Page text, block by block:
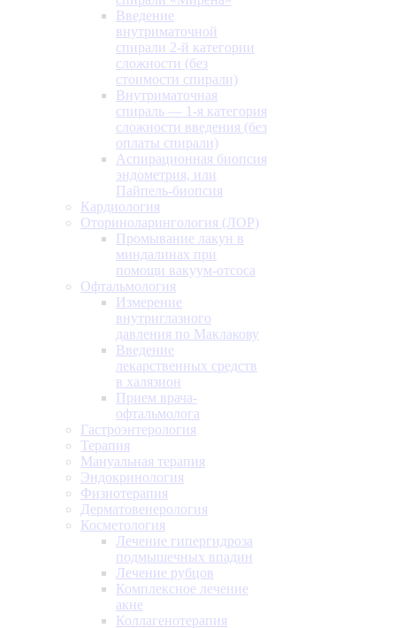
Введение
внутриматочной
спирали 2-й категории
сложности (без
стоимости спирали)
Внутриматочная
спираль — 1-я категория
сложности введения (без
оплаты спирали)
Аспирационная биопсия
эндометрия, или
Пайпель-биопсия
Кардиология
Оториноларингология (ЛОР)
Промывание лакун в
миндалинах при
помощи вакуум-отсоса
Офтальмология
Измерение
внутриглазного
давления по Маклакову
Введение
лекарственных средств
в халязион
Прием врача-
офтальмолога
Гастроэнтерология
Терапия
Мануальная терапия
Эндокринология
Физиотерапия
Дерматовенерология
Косметология
Лечение гипергидроза
подмышечных впадин
Лечение рубцов
Комплексное лечение
акне
Коллагенотерапия